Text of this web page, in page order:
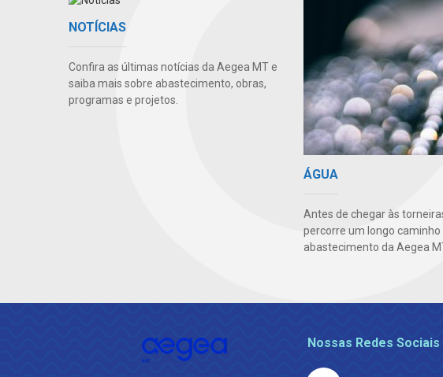
NOTÍCIAS
Confira as últimas notícias da Aegea MT e
saiba mais sobre abastecimento, obras,
programas e projetos.
ÁGUA
Antes de chegar às
percorre um longo
abastecimento da Aegea
Nossas Redes Sociais